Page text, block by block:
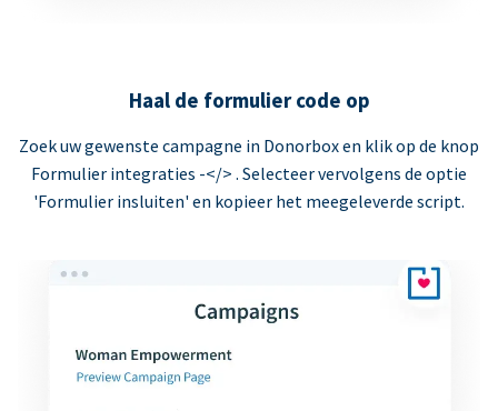
Haal de formulier code op
Zoek uw gewenste campagne in Donorbox en klik op de knop
Formulier integraties -</> . Selecteer vervolgens de optie
'Formulier insluiten' en kopieer het meegeleverde script.